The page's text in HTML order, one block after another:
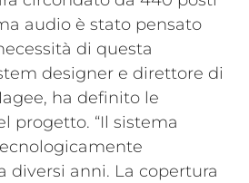
audio è stato pensato
di questa
designer e direttore di
ha definito le
progetto. “Il sistema
diversi anni. La copertura